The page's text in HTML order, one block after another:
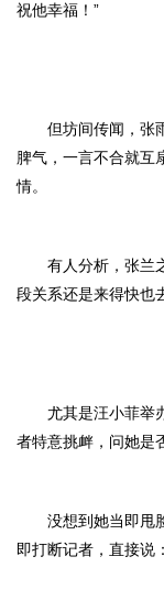
祝他幸福！”
但坊间传闻，张
脾气，一言不合就互
情。
有人分析，张兰
段关系还是来得快也
尤其是汪小菲举
者特意挑衅，问她是
没想到她当即甩
即打断记者，直接说